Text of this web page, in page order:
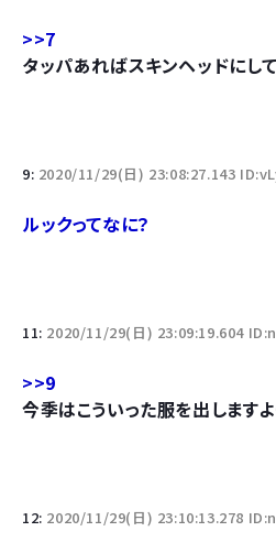
>>7
タッパあればスキンヘッドにし
9: 2020/11/29(日) 23:08:27.143
ルックってなに？
11: 2020/11/29(日) 23:09:19.604
>>9
今季はこういった服を出します
12: 2020/11/29(日) 23:10:13.278